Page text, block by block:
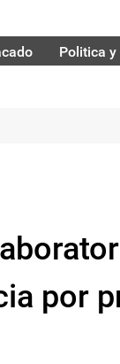
Politica y
por